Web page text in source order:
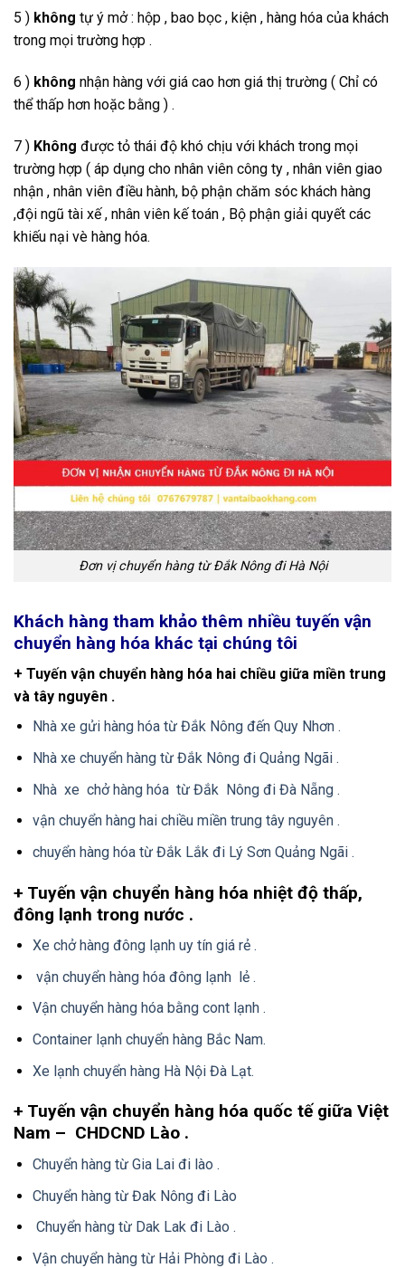
5 ) không tự ý mở : hộp , bao bọc , kiện , hàng hóa của khách
trong mọi trường hợp .
6 ) không nhận hàng với giá cao hơn giá thị trường ( Chỉ có
thể thấp hơn hoặc bằng ) .
7 ) Không được tỏ thái độ khó chịu với khách trong mọi
trường hợp ( áp dụng cho nhân viên công ty , nhân viên giao
nhận , nhân viên điều hành, bộ phận chăm sóc khách hàng
,đội ngũ tài xế , nhân viên kế toán , Bộ phận giải quyết các
khiếu nại vè hàng hóa.
Đơn vị chuyển hàng từ Đắk Nông đi Hà Nội
Khách hàng tham khảo thêm nhiều tuyến vận
chuyển hàng hóa khác tại chúng tôi
+ Tuyến vận chuyển hàng hóa hai chiều giữa miền trung
và tây nguyên .
Nhà xe gửi hàng hóa từ Đắk Nông đến Quy Nhơn .
Nhà xe chuyển hàng từ Đắk Nông đi Quảng Ngãi .
Nhà xe chở hàng hóa từ Đắk Nông đi Đà Nẵng .
vận chuyển hàng hai chiều miền trung tây nguyên .
chuyển hàng hóa từ Đắk Lắk đi Lý Sơn Quảng Ngãi .
+ Tuyến vận chuyển hàng hóa nhiệt độ thấp,
đông lạnh trong nước .
Xe chở hàng đông lạnh uy tín giá rẻ .
vận chuyển hàng hóa đông lạnh lẻ .
Vận chuyển hàng hóa bằng cont lạnh .
Container lạnh chuyển hàng Bắc Nam.
Xe lạnh chuyển hàng Hà Nội Đà Lạt.
+ Tuyến vận chuyển hàng hóa quốc tế giữa Việt
Nam – CHDCND Lào .
Chuyển hàng từ Gia Lai đi lào .
Chuyển hàng từ Đak Nông đi Lào
Chuyển hàng từ Dak Lak đi Lào .
Vận chuyển hàng từ Hải Phòng đi Lào .